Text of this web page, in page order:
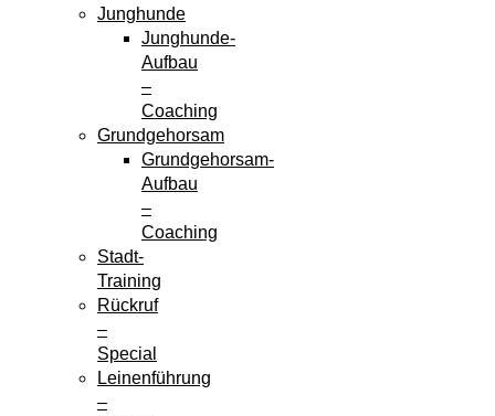
Junghunde
Junghunde-
Aufbau
–
Coaching
Grundgehorsam
Grundgehorsam-
Aufbau
–
Coaching
Stadt-
Training
Rückruf
–
Special
Leinenführung
–